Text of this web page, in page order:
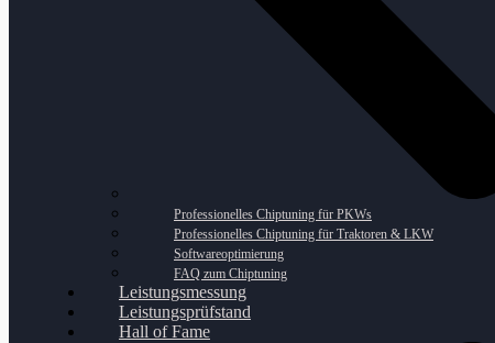
Professionelles Chiptuning für PKWs
Professionelles Chiptuning für Traktoren & LKW
Softwareoptimierung
FAQ zum Chiptuning
Leistungsmessung
Leistungsprüfstand
Hall of Fame